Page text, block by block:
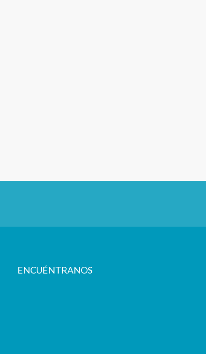
ENCUÉNTRANOS